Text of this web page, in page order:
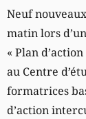
Neuf
matin lors
« Plan
au Centre
formatrices
d’action